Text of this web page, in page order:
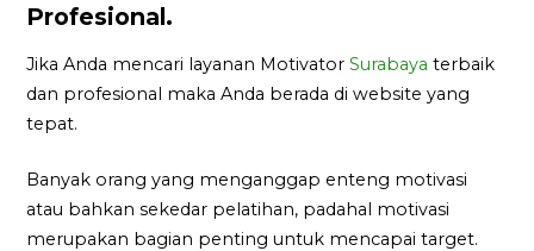
Profesional.
Jika Anda mencari layanan MotivatorSurabaya terbaik
dan profesional maka Anda berada di website yang
tepat.
Banyak orang yang menganggap enteng motivasi
atau bahkan sekedar pelatihan, padahal motivasi
merupakan bagian penting untuk mencapai target.